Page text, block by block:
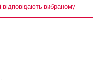
вибраному.